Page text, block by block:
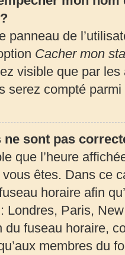
panneau de
Cacher mon
visible que par
serez compté
ne sont pas
que l’heure
vous êtes. Dans ce
horaire afin
Londres, Paris,
du fuseau horaire,
membres du